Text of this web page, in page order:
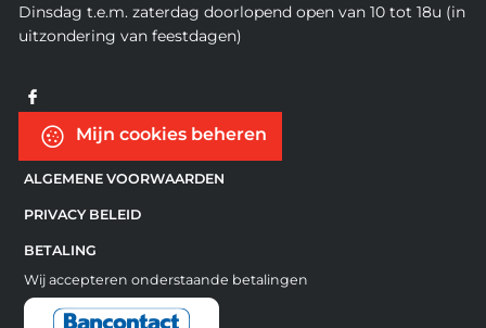
Dinsdag t.e.m. zaterdag doorlopend open van 10 tot 18u (in
uitzondering van feestdagen)
Mijn cookies beheren
ALGEMENE VOORWAARDEN
PRIVACY BELEID
BETALING
Wij accepteren onderstaande betalingen